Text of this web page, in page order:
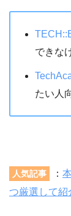
できな
たい人
人気記事 ：
つ厳選して紹